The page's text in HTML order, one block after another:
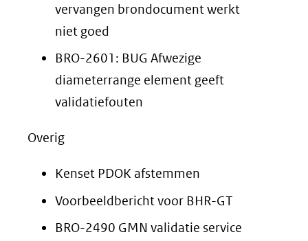
vervangen brondocument werkt
niet goed
BRO-2601: BUG Afwezige
diameterrange element geeft
validatiefouten
Overig
Kenset PDOK afstemmen
Voorbeeldbericht voor BHR-GT
BRO-2490 GMN validatie service